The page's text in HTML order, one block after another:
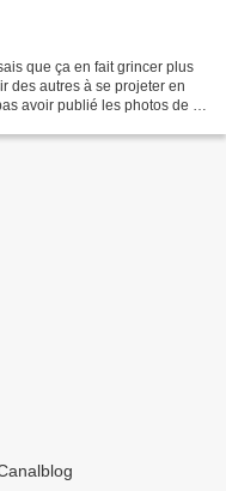
que ça en fait grincer plus
des autres à se projeter en
avoir publié les photos de la